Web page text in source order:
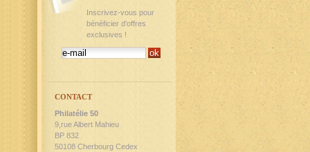
Inscrivez-vous pour
bénéficier d'offres
exclusives !
CONTACT
Philatélie 50
9,rue Albert Mahieu
BP 832
50108 Cherbourg Cedex